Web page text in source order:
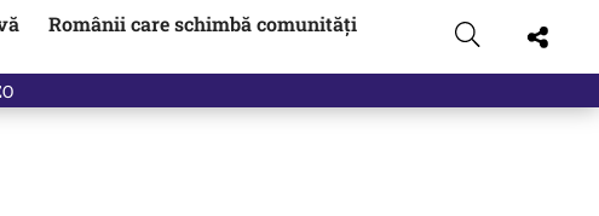
Românii care schimbă comunități